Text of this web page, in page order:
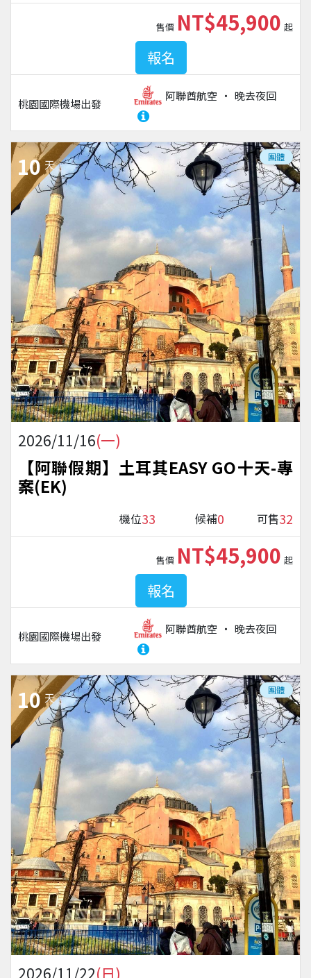
桃園國際機場出發
阿聯酋航空 晚去夜回
售價 NT$45,900 起
報名
10 天
團體
2026/11/16(一)
【阿聯假期】土耳其EASY GO十天-專
案(EK)
機位33 候補0 可售32
桃園國際機場出發
阿聯酋航空 晚去夜回
售價 NT$45,900 起
報名
10 天
團體
2026/11/22(日)